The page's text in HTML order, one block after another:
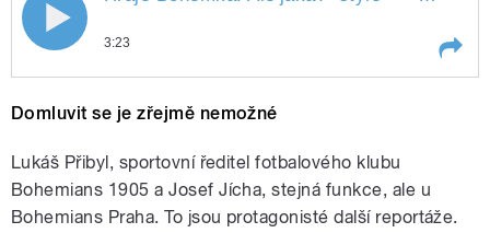
3:23
Domluvit se je zřejmě nemožné
Lukáš Přibyl, sportovní ředitel fotbalového klubu
Bohemians 1905 a Josef Jícha, stejná funkce, ale u
Bohemians Praha. To jsou protagonisté další reportáže.